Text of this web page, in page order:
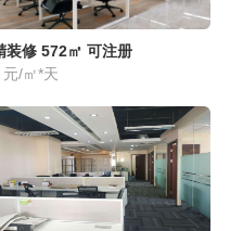
装修 572㎡ 可注册
元/㎡*天